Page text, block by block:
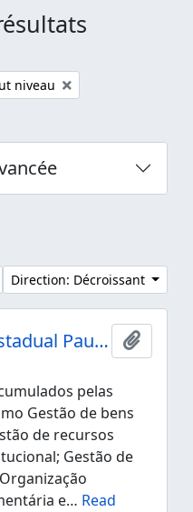
niveau
Direction: Décroissant
Unesp - Universidade Estadual Paulista "Júlio de Mesquita Filho"
Ajouter
pelas
Gestão de bens
de recursos
Gestão de
e… Read